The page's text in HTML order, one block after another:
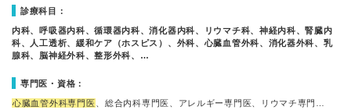
診療科目：
内科、呼吸器内科、循環器内科、消化器内科、リウマチ科、神経内科、腎臓内
科、人工透析、緩和ケア（ホスピス）、外科、心臓血管外科、消化器外科、乳
腺科、脳神経外科、整形外科、…
専門医・資格：
心臓血管外科専門医 、総合内科専門医、アレルギー専門医、リウマチ専門…